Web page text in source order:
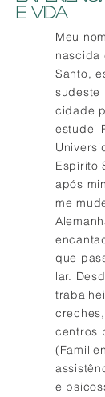
E VIDA
​Meu
nascida
Santo,
sudeste
cidade
estudei
Espírito
após
me
que
lar.
centros
e